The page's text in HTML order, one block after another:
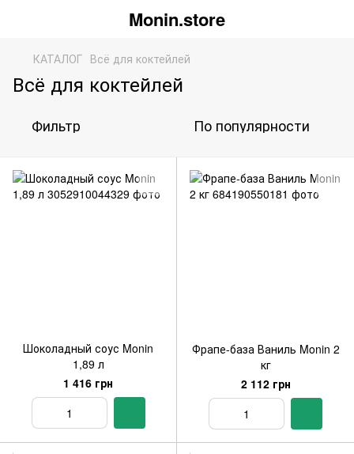
Monin.store
КАТАЛОГ Всё для коктейлей
Всё для коктейлей
Фильтр По популярности
Шоколадный соус Monin
1,89 л
1 416 грн
Фрапе-база Ваниль Monin 2
кг
2 112 грн